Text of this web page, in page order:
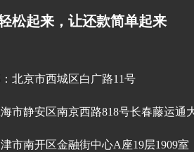
松起来，让还款简单起来
北京市西城区白广路11号
海市静安区南京西路818号长春藤运通
市南开区金融街中心A座19层1909室